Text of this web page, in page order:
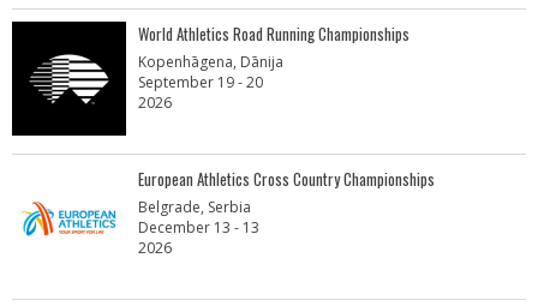
World Athletics Road Running Championships
Kopenhāgena, Dānija
September 19 - 20
2026
European Athletics Cross Country Championships
Belgrade, Serbia
December 13 - 13
2026